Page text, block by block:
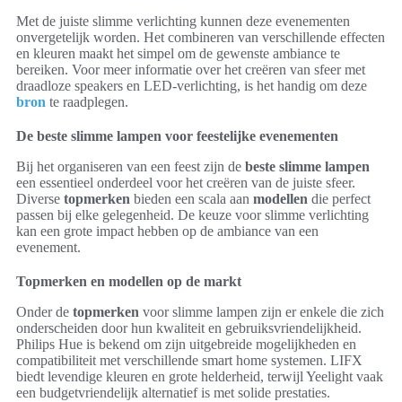
Met de juiste slimme verlichting kunnen deze evenementen
onvergetelijk worden. Het combineren van verschillende effecten
en kleuren maakt het simpel om de gewenste ambiance te
bereiken. Voor meer informatie over het creëren van sfeer met
draadloze speakers en LED-verlichting, is het handig om deze
bron te raadplegen.
De beste slimme lampen voor feestelijke evenementen
Bij het organiseren van een feest zijn de beste slimme lampen
een essentieel onderdeel voor het creëren van de juiste sfeer.
Diverse topmerken bieden een scala aan modellen die perfect
passen bij elke gelegenheid. De keuze voor slimme verlichting
kan een grote impact hebben op de ambiance van een
evenement.
Topmerken en modellen op de markt
Onder de topmerken voor slimme lampen zijn er enkele die zich
onderscheiden door hun kwaliteit en gebruiksvriendelijkheid.
Philips Hue is bekend om zijn uitgebreide mogelijkheden en
compatibiliteit met verschillende smart home systemen. LIFX
biedt levendige kleuren en grote helderheid, terwijl Yeelight vaak
een budgetvriendelijk alternatief is met solide prestaties.